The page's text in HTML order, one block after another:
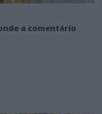
a comentário